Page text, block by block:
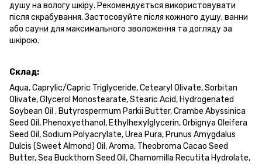
душу на вологу шкіру. Рекомендується використовувати
після скрабування. Застосовуйте після кожного душу, ванни
або сауни для максимального зволоження та догляду за
шкірою.
Склад:
Aqua, Caprylic/Capric Triglyceride, Cetearyl Olivаte, Sorbitan
Olivate, Glycerol Monostearate, Stearic Acid, Hydrogenated
Soybean Oil , Butyrospermum Parkii Butter, Crambe Abyssinica
Seed Oil, Phenoxyethanol, Ethylhexylglycerin, Orbignya Oleifera
Seed Oil, Sodium Polyacrylate, Urea Рura, Prunus Amygdalus
Dulcis (Sweet Almond) Oil, Aroma, Theobroma Cacao Seed
Butter, Sea Buckthorn Seed Oil, Chamomilla Recutita Hydrolate,